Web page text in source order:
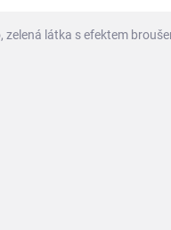
zelená látka s efektem